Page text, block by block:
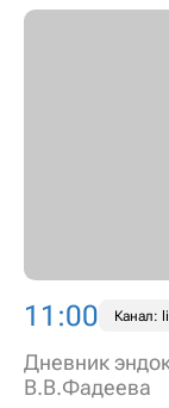
11:00 Канал:
Дневник
В.В.Фадеева